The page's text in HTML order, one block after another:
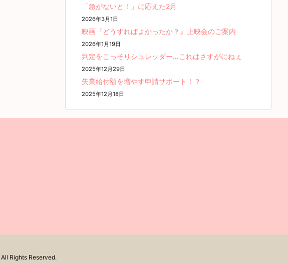
「急がないと！」に応えた2月
2026年3月1日
映画『どうすればよかったか？』上映会のご案内
2026年1月19日
判定をこっそりシュレッダー…これはさすがにねぇ
2025年12月29日
失業給付額を増やす申請サポート！？
2025年12月18日
All Rights Reserved.